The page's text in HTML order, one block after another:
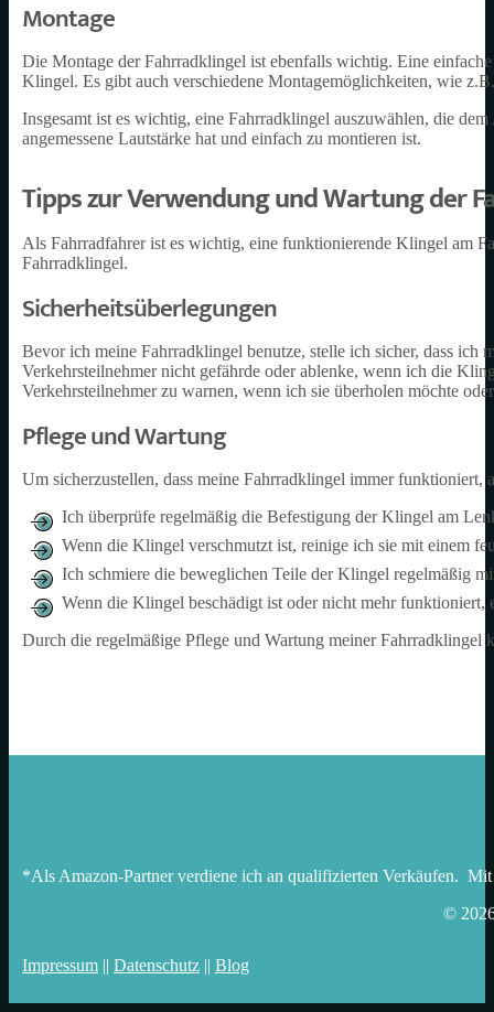
Montage
Die Montage der Fahrradklingel ist ebenfalls wichtig. Eine
Klingel. Es gibt auch verschiedene Montagemöglichkeiten, wie
Insgesamt ist es wichtig, eine Fahrradklingel auszuwählen, die
angemessene Lautstärke hat und einfach zu montieren ist.
Tipps zur Verwendung und Wartung der
Als Fahrradfahrer ist es wichtig, eine funktionierende Klingel am
Fahrradklingel.
Sicherheitsüberlegungen
Bevor ich meine Fahrradklingel benutze, stelle ich sicher, dass ich
Verkehrsteilnehmer nicht gefährde oder ablenke, wenn ich die
Verkehrsteilnehmer zu warnen, wenn ich sie überholen möchte
Pflege und Wartung
Um sicherzustellen, dass meine Fahrradklingel immer
Ich überprüfe regelmäßig die Befestigung der Klingel am
Wenn die Klingel verschmutzt ist, reinige ich sie mit einem
Ich schmiere die beweglichen Teile der Klingel regelmäßig
Wenn die Klingel beschädigt ist oder nicht mehr funktioniert,
Durch die regelmäßige Pflege und Wartung meiner Fahrradklingel
*Als Amazon-Partner verdiene ich an qualifizierten Verkäufen.
©
Impressum || Datenschutz || Blog